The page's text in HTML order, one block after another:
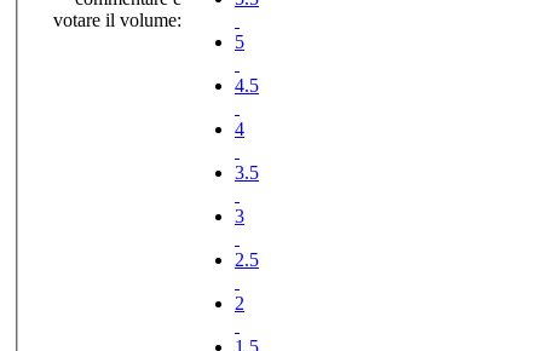
votare il volume:
5
4.5
4
3.5
3
2.5
2